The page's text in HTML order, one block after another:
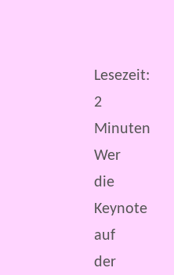
Lesezeit:
2
Minuten
Wer
die
Keynote
auf
der